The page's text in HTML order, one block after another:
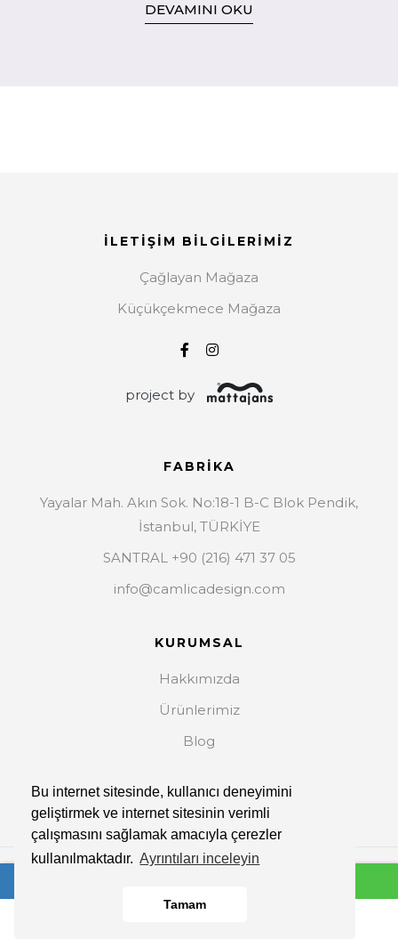
Bu internet sitesinde, kullanıcı deneyimini
geliştirmek ve internet sitesinin verimli
çalışmasını sağlamak amacıyla çerezler
kullanılmaktadır. Ayrıntıları inceleyin
Tamam
DEVAMINI OKU
İLETİŞİM BİLGİLERİMİZ
Çağlayan Mağaza
Küçükçekmece Mağaza
project by
FABRIKA
Yayalar Mah. Akın Sok. No:18-1 B-C Blok Pendik,
İstanbul, TÜRKİYE
SANTRAL +90 (216) 471 37 05
info@camlicadesign.com
KURUMSAL
Hakkımızda
Ürünlerimiz
Blog